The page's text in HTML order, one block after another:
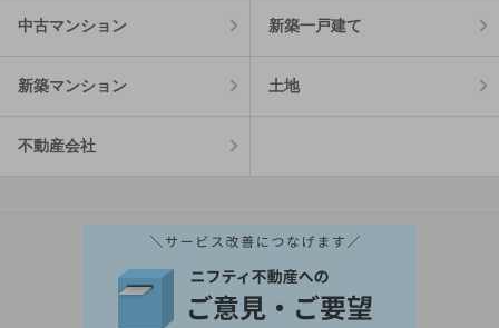
中古マンション 新築一戸建て
新築マンション 土地
不動産会社